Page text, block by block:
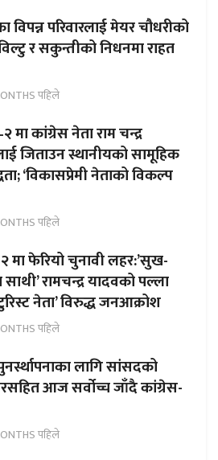
विपन्न परिवारलाई मेयर चौधरीको
र सकुन्तीको निधनमा राहत
पहिले
मा कांग्रेस नेता राम चन्द्र
जिताउन स्थानीयको सामूहिक
‘विकासप्रेमी नेताको विकल्प
पहिले
मा फेरियो चुनावी लहर:’सुख-
रामचन्द्र यादवको पल्ला
नेता’ विरुद्ध जनआक्रोश
पहिले
लागि सांसदको
आज सर्वोच्च जाँदै कांग्रेस-
पहिले